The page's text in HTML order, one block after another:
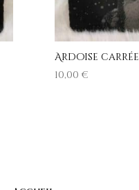
Ardoise carrée
10,00€